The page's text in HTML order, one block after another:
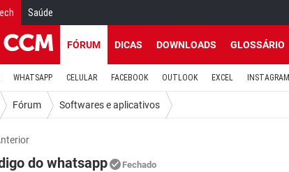
Saúde
FÓRUM DICAS DOWNLOADS GLOSSÁRIO
WHATSAPP CELULAR FACEBOOK OUTLOOK EXCEL INSTAGRAM
Fórum Softwares e aplicativos
do whatsapp Fechado